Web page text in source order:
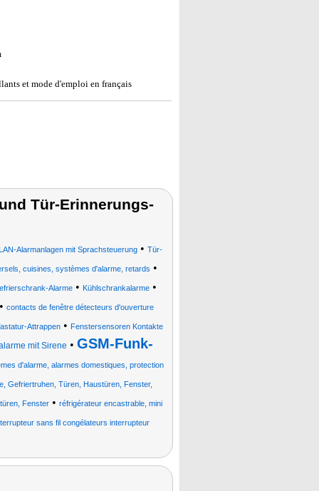
et mode d'emploi en français
Tür-Erinnerungs-
Alarmanlagen mit Sprachsteuerung • Tür-
cuisines, systèmes d'alarme, retards •
Alarme • Kühlschrankalarme •
• contacts de fenêtre détecteurs d'ouverture
Attrappen• Fenstersensoren Kontakte
mit Sirene • GSM-Funk-
d'alarme, alarmes domestiques, protection
Gefriertruhen, Türen, Haustüren, Fenster,
Fenster • réfrigérateur encastrable, mini
sans fil congélateurs interrupteur